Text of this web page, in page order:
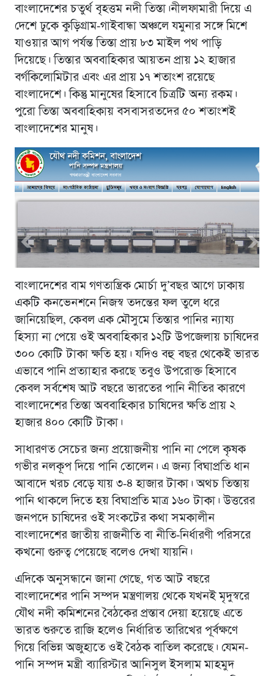
বাংলাদেশের চতুর্থ বৃহত্তম নদী তিস্তা।নীলফামারী দিয়ে এ
দেশে ঢুকে কুড়িগ্রাম-গাইবান্ধা অঞ্চলে যমুনার সঙ্গে মিশে
যাওয়ার আগ পর্যন্ত তিস্তা প্রায় ৮৩ মাইল পথ পাড়ি
দিয়েছে। তিস্তার অববাহিকার আয়তন প্রায় ১২ হাজার
বর্গকিলোমিটার এবং এর প্রায় ১৭ শতাংশ রয়েছে
বাংলাদেশে। কিন্তু মানুষের হিসাবে চিত্রটি অন্য রকম।
পুরো তিস্তা অববাহিকায় বসবাসরতদের ৫০ শতাংশই
বাংলাদেশের মানুষ।
বাংলাদেশের বাম গণতান্ত্রিক মোর্চা দু’বছর আগে ঢাকায়
একটি কনভেনশনে নিজস্ব তদন্তের ফল তুলে ধরে
জানিয়েছিল, কেবল এক মৌসুমে তিস্তার পানির ন্যায্য
হিস্যা না পেয়ে ওই অববাহিকার ১২টি উপজেলায় চাষিদের
৩০০ কোটি টাকা ক্ষতি হয়। যদিও বহু বছর থেকেই ভারত
এভাবে পানি প্রত্যাহার করছে তবুও উপরোক্ত হিসাবে
কেবল সর্বশেষ আট বছরে ভারতের পানি নীতির কারণে
বাংলাদেশের তিস্তা অববাহিকার চাষিদের ক্ষতি প্রায় ২
হাজার ৪০০ কোটি টাকা।
সাধারণত সেচের জন্য প্রয়োজনীয় পানি না পেলে কৃষক
গভীর নলকূপ দিয়ে পানি তোলেন। এ জন্য বিঘাপ্রতি ধান
আবাদে খরচ বেড়ে যায় ৩-৪ হাজার টাকা। অথচ তিস্তায়
পানি থাকলে দিতে হয় বিঘাপ্রতি মাত্র ১৬০ টাকা। উত্তরের
জনপদে চাষিদের ওই সংকটের কথা সমকালীন
বাংলাদেশের জাতীয় রাজনীতি বা নীতি-নির্ধারণী পরিসরে
কখনো গুরুত্ব পেয়েছে বলেও দেখা যায়নি।
এদিকে অনুসন্ধানে জানা গেছে, গত আট বছরে
বাংলাদেশের পানি সম্পদ মন্ত্রণালয় থেকে যখনই মৃদুস্বরে
যৌথ নদী কমিশনের বৈঠকের প্রস্তাব দেয়া হয়েছে এতে
ভারত শুরুতে রাজি হলেও নির্ধারিত তারিখের পূর্বক্ষণে
গিয়ে বিভিন্ন অজুহাতে ওই বৈঠক বাতিল করেছে। যেমন-
পানি সম্পদ মন্ত্রী ব্যারিস্টার আনিসুল ইসলাম মাহমুদ